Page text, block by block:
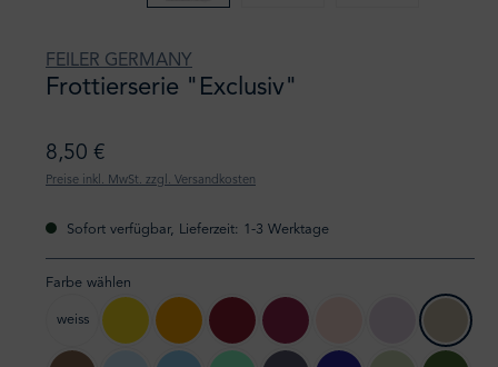
FEILER GERMANY
Frottierserie "Exclusiv"
8,50 €
Preise inkl. MwSt. zzgl. Versandkosten
Sofort verfügbar, Lieferzeit: 1-3 Werktage
Farbe wählen
weiss
105 gelb 106 sonne132 karminrot127 kirsch 71 zartflieder
147